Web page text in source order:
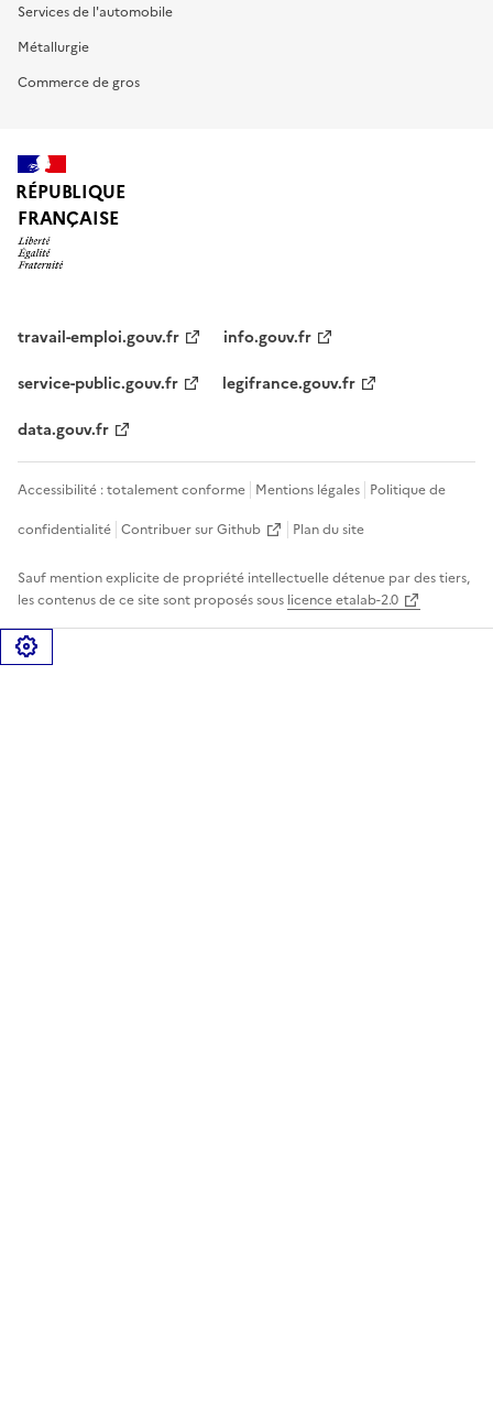
Services de l'automobile
Métallurgie
Commerce de gros
RÉPUBLIQUE
FRANÇAISE
travail-emploi.gouv.fr
info.gouv.fr
service-public.gouv.fr
legifrance.gouv.fr
data.gouv.fr
Accessibilité : totalement conforme Mentions légales Politique de
confidentialité Contribuer sur Github Plan du site
Sauf mention explicite de propriété intellectuelle détenue par des tiers,
les contenus de ce site sont proposés sous licence etalab-2.0
Gérer les cookies